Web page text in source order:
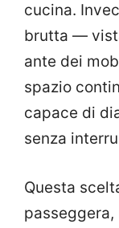
cucina.
brutta —
ante dei
spazio
capace di
senza
Questa